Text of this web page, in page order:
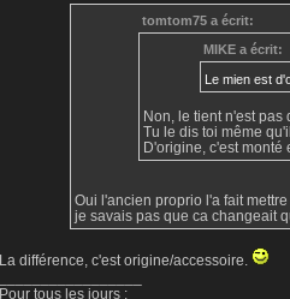
tomtom75 a écrit:
MIKE a écrit:
Le mien est
Non, le tient n'est pas
Tu le dis toi même
D'origine, c'est monté
Oui l'ancien proprio l'a fait mettre
je savais pas que ca changeait
La différence, c'est origine/accessoire.
Pour tous les jours :